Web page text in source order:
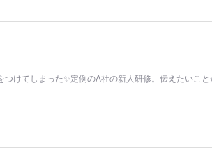
けてしまった✨定例のA社の新人研修。伝えたいこ